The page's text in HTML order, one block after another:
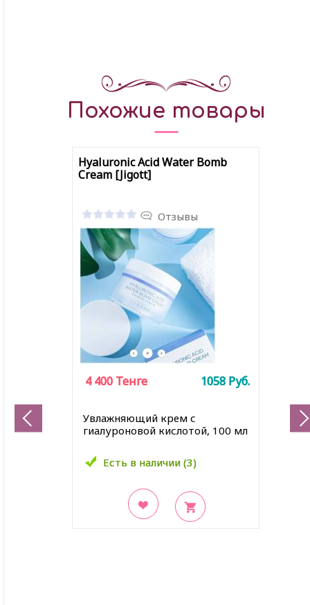
Похожие товары
Hyaluronic Acid Water Bomb
Cream [Jigott]
Отзывы
Увлажняющий крем с
гиалуроновой кислотой, 100 мл
Есть в наличии (3)
4 400 Тенге 1058 Руб.
Есть в наличии (3)
4 400 Тенге 1058 Руб.